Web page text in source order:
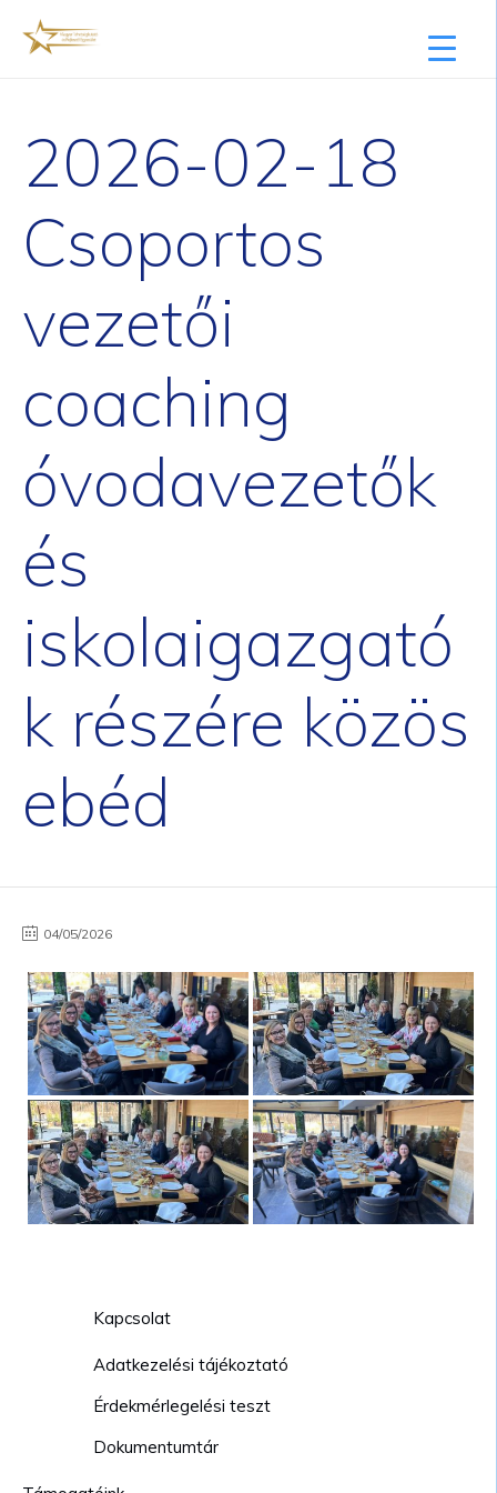
2026-02-18
Csoportos
vezetői
coaching
óvodavezetők
és
iskolaigazgató
k részére közös
ebéd
04/05/2026
Kapcsolat
Adatkezelési tájékoztató
Érdekmérlegelési teszt
Dokumentumtár